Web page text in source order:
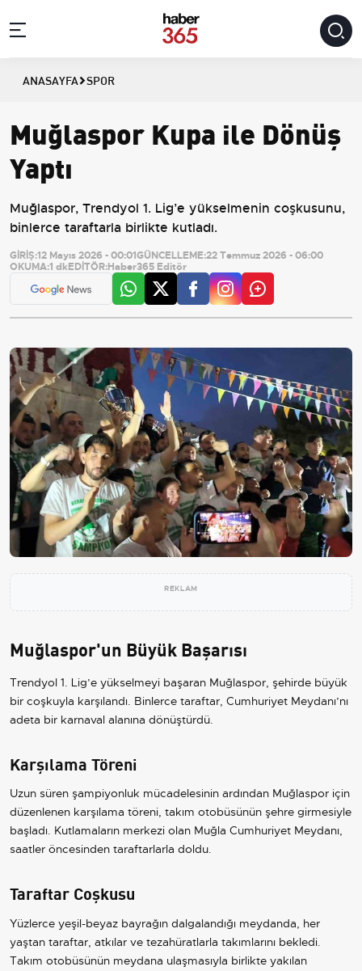
ANASAYFA SPOR
Muğlaspor Kupa ile Dönüş
Yaptı
Muğlaspor, Trendyol 1. Lig’e yükselmenin coşkusunu,
binlerce taraftarla birlikte kutladı.
GİRİŞ:12 Mayıs 2026 - 00:01GÜNCELLEME:22 Temmuz 2026 - 06:00
OKUMA:1 dkEDİTÖR:Haber365 Editör
REKLAM
Muğlaspor'un Büyük Başarısı
Trendyol 1. Lig’e yükselmeyi başaran Muğlaspor, şehirde büyük
bir coşkuyla karşılandı. Binlerce taraftar, Cumhuriyet Meydanı’nı
adeta bir karnaval alanına dönüştürdü.
Karşılama Töreni
Uzun süren şampiyonluk mücadelesinin ardından Muğlaspor için
düzenlenen karşılama töreni, takım otobüsünün şehre girmesiyle
başladı. Kutlamaların merkezi olan Muğla Cumhuriyet Meydanı,
saatler öncesinden taraftarlarla doldu.
Taraftar Coşkusu
Yüzlerce yeşil-beyaz bayrağın dalgalandığı meydanda, her
yaştan taraftar, atkılar ve tezahüratlarla takımlarını bekledi.
Takım otobüsünün meydana ulaşmasıyla birlikte yakılan